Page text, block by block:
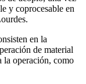
y coprocesable en
en la
de material
la operación, como